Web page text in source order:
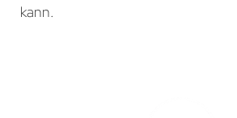
kann.